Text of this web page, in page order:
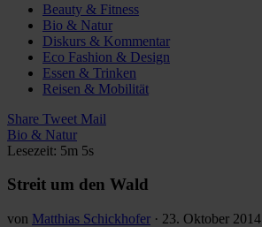
Beauty & Fitness
Bio & Natur
Diskurs & Kommentar
Eco Fashion & Design
Essen & Trinken
Reisen & Mobilität
Share Tweet Mail
Bio & Natur
Lesezeit: 5m 5s
Streit um den Wald
von Matthias Schickhofer · 23. Oktober 2014